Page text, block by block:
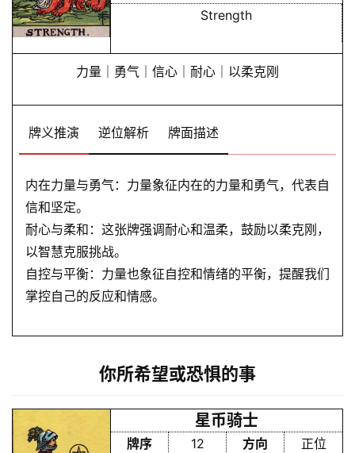
Strength
力量｜勇气｜信心｜耐心｜以柔克刚
牌义推演 逆位解析 牌面描述
内在力量与勇气：力量象征内在的力量和勇气，代表自
信和坚定。
耐心与柔和：这张牌强调耐心和温柔，鼓励以柔克刚，
以智慧克服挑战。
自控与平衡：力量也象征自控和情绪的平衡，提醒我们
掌控自己的反应和情感。
你所希望或恐惧的事
星币骑士
牌序 12 方向 正位